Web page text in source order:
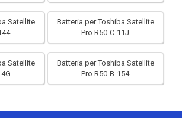
Satellite
Batteria per Toshiba Satellite
Pro R50-C-11J
Satellite
Batteria per Toshiba Satellite
Pro R50-B-154